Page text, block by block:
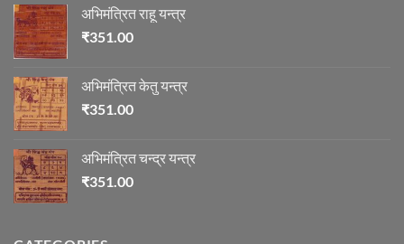
अभिमंत्रित राहू यन्त्र
₹351.00
अभिमंत्रित केतु यन्त्र
₹351.00
अभिमंत्रित चन्द्र यन्त्र
₹351.00